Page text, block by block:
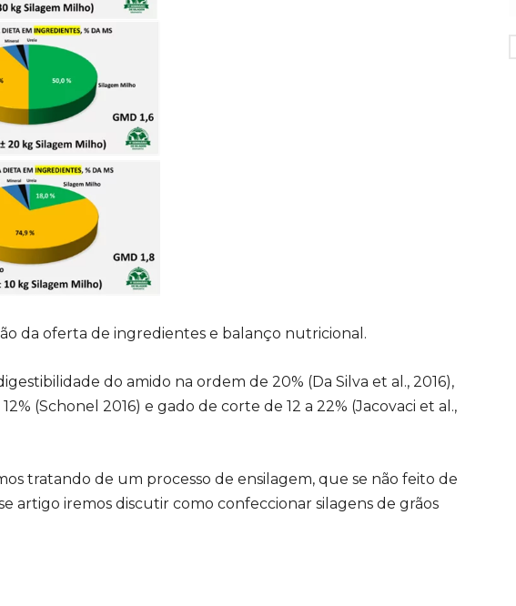
da oferta de ingredientes e balanço nutricional.
do amido na ordem de 20% (Da Silva et al., 2016),
(Schonel 2016) e gado de corte de 12 a 22% (Jacovaci et al.,
tratando de um processo de ensilagem, que se não feito de
artigo iremos discutir como confeccionar silagens de grãos